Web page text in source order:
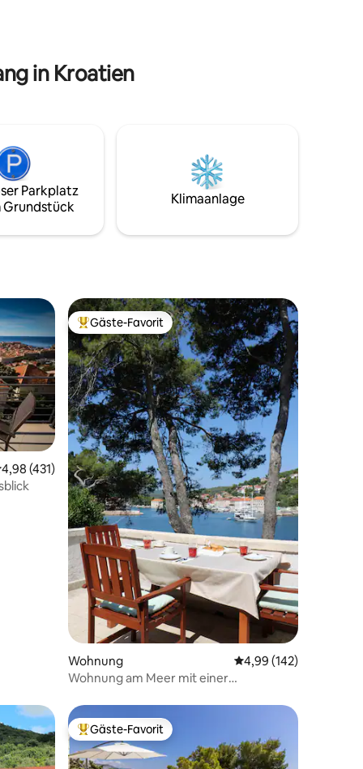
in Kroatien
Parkplatz
Grundstück
Klimaanlage
Bewertungen Bewertung: 4,98 von 5, 431 Bewertungen
4,98 (431)
Beliebter Gäste-Favorit.
Gäste-Favorit
Wohnung Durchschnittliche
4,99 (142)
Wohnung am Meer mit einer
Beliebter Gäste-Favorit.
Gäste-Favorit